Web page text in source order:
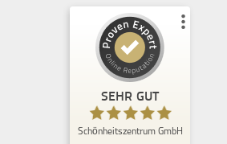
SEHR GUT
Schönheitszentrum GmbH
Kundenbewertungen und Erfahrungen zu
Schönheitszentrum GmbH
Empfehlungen auf
ProvenExpert.com
SEHR GUT
4,94